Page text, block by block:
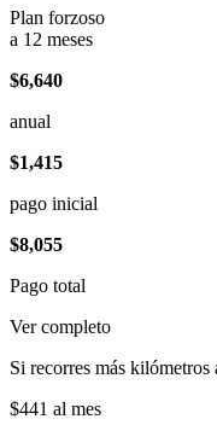
Plan forzoso
a 12 meses
$6,640
anual
$1,415
pago inicial
$8,055
Pago total
Ver completo
Si recorres más
$441 al mes